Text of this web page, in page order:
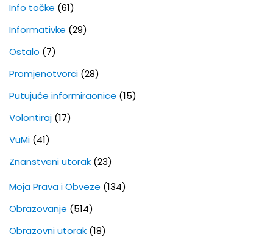
Info točke (61)
Informativke (29)
Ostalo (7)
Promjenotvorci (28)
Putujuće informiraonice (15)
Volontiraj (17)
VuMi (41)
Znanstveni utorak (23)
Moja Prava i Obveze (134)
Obrazovanje (514)
Obrazovni utorak (18)